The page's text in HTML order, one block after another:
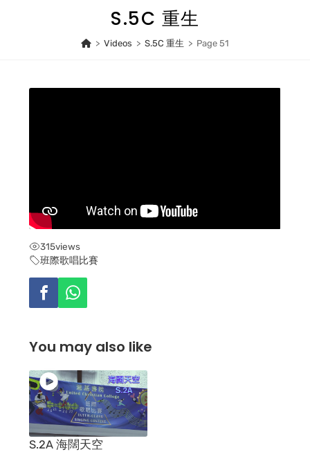
S.5C 重生
> Videos > S.5C 重生 > Page 51
315views
班際歌唱比賽
You may also like
S.2A 海闊天空